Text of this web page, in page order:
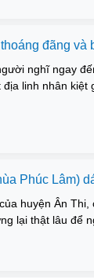
đãng và
nghĩ ngay
linh nhân
Phúc Lâm)
huyện Ân
lại thật lâu để